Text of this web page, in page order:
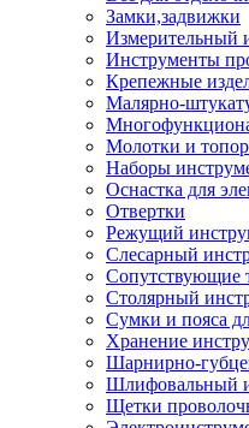
Замки,задвижки
Измерительный
Инструменты
Крепежные
Малярно-
Молотки и
Наборы
Оснастка для
Отвертки
Режущий
Слесарный
Сопутствующие
Столярный
Сумки и пояса
Хранение
Шарнирно-
Шлифовальный
Щетки